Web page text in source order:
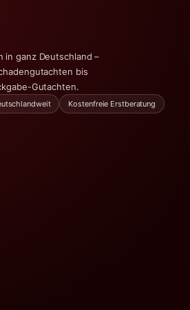
in ganz Deutschland –
bis
Gutachten.
Kostenfreie Erstberatung